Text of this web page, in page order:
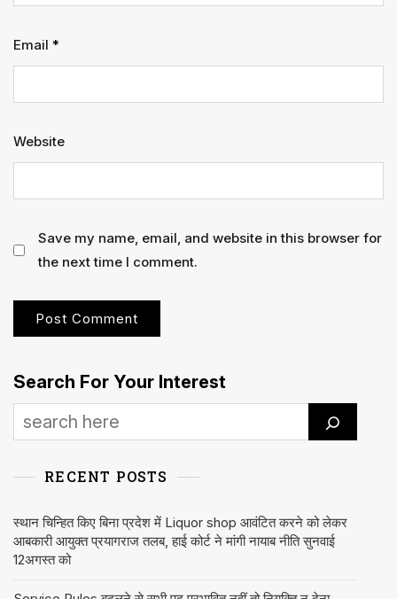
Email *
Website
Save my name, email, and website in this browser for
the next time I comment.
Search For Your Interest
RECENT POSTS
स्थान चिन्हित किए बिना प्रदेश में Liquor shop आवंटित करने को लेकर
आबकारी आयुक्त प्रयागराज तलब, हाई कोर्ट ने मांगी नायाब नीति सुनवाई
12अगस्त को